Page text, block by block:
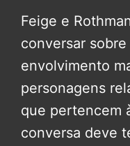
Feige e
conversar
envolvimento
personagens
que pertencem
conversa deve